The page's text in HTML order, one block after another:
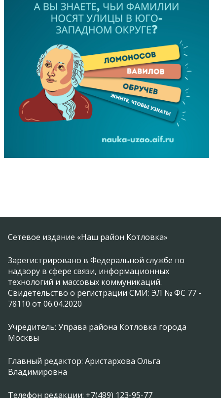
Сетевое издание «Наш район Котловка»
Зарегистрировано в Федеральной службе по
надзору в сфере связи, информационных
технологий и массовых коммуникаций.
Свидетельство о регистрации СМИ: ЭЛ № ФС 77 -
78110 от 06.04.2020
Учредитель: Управа района Котловка города
Москвы
Главный редактор: Аристархова Ольга
Владимировна
Телефон редакции: +7(499) 123-95-77